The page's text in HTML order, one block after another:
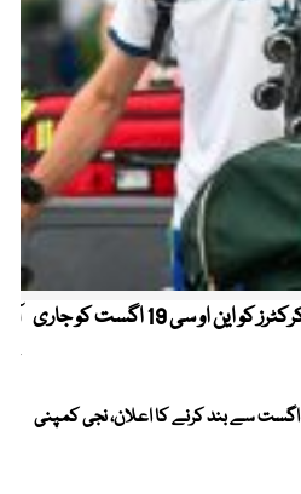
کیریبین پریمیئر لیگ ، قومی کرکٹرز کو این او سی 19 اگست کو جاری
میٹرو بس سروس 11 اگست سے بند کرنے کا اعلان، نجی کمپنی